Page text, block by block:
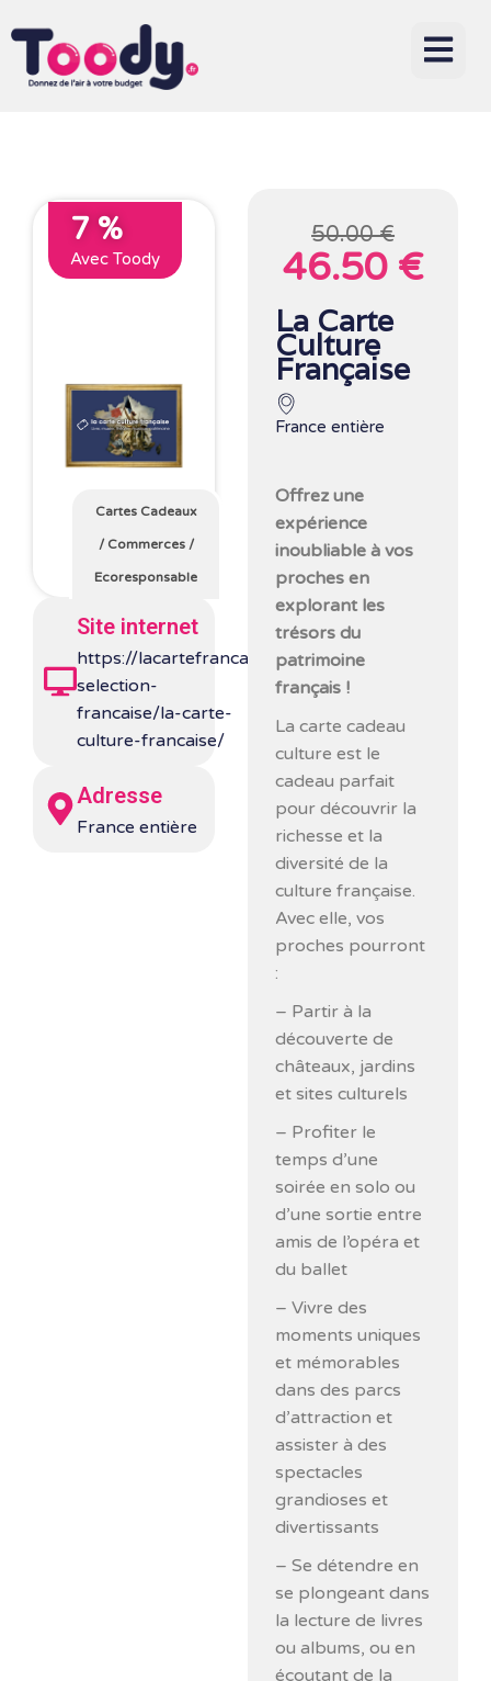
7 %
Avec Toody
Cartes Cadeaux
/ Commerces/
Ecoresponsable
Site internet
https://lacartefrancaise.fr/la-
selection-
francaise/la-carte-
culture-francaise/
Adresse
France entière
50.00 €
46.50 €
La Carte
Culture
Française
France entière
Offrez une
expérience
inoubliable à vos
proches en
explorant les
trésors du
patrimoine
français !
La carte cadeau
culture est le
cadeau parfait
pour découvrir la
richesse et la
diversité de la
culture française.
Avec elle, vos
proches pourront
:
– Partir à la
découverte de
châteaux, jardins
et sites culturels
– Profiter le
temps d’une
soirée en solo ou
d’une sortie entre
amis de l’opéra et
du ballet
– Vivre des
moments uniques
et mémorables
dans des parcs
d’attraction et
assister à des
spectacles
grandioses et
divertissants
– Se détendre en
se plongeant dans
la lecture de livres
ou albums, ou en
écoutant de la